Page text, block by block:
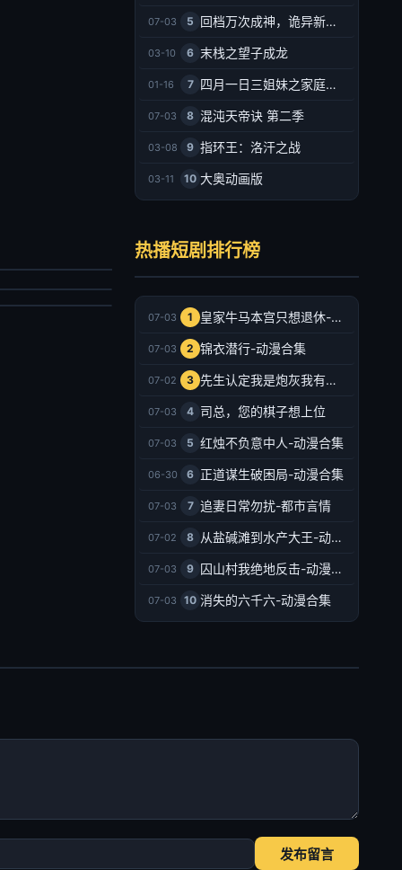
07-03 5 回档万次成神，诡异新娘追上门
03-10 6 末栈之望子成龙
01-16 7 四月一日三姐妹之家庭故事
07-03 8 混沌天帝诀 第二季
03-08 9 指环王：洛汗之战
03-11 10 大奥动画版
中国大陆
2026-07-03
中国大陆
热播短剧排行榜
07-03 1 皇家牛马本宫只想退休-动漫合集
07-03 2 锦衣潜行-动漫合集
07-02 3 先生认定我是炮灰我有十八皇兄撑腰-动漫合集
07-03 4 司总，您的棋子想上位
07-03 5 红烛不负意中人-动漫合集
06-30 6 正道谋生破困局-动漫合集
07-03 7 追妻日常勿扰-都市言情
07-02 8 从盐碱滩到水产大王-动漫合集
07-03 9 囚山村我绝地反击-动漫合集
07-03 10 消失的六千六-动漫合集
发布留言